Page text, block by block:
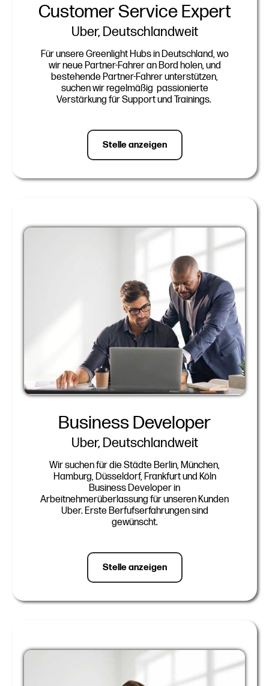
Customer Service Expert
Uber, Deutschlandweit
Für unsere Greenlight Hubs in Deutschland, wo
wir neue Partner-Fahrer an Bord holen, und
bestehende Partner-Fahrer unterstützen,
suchen wir regelmäßig passionierte
Verstärkung für Support und Trainings.
Stelle anzeigen
Business Developer
Uber, Deutschlandweit
Wir suchen für die Städte Berlin, München,
Hamburg, Düsseldorf, Frankfurt und Köln
Business Developer in
Arbeitnehmerüberlassung für unseren Kunden
Uber. Erste Berfufserfahrungen sind
gewünscht.
Stelle anzeigen